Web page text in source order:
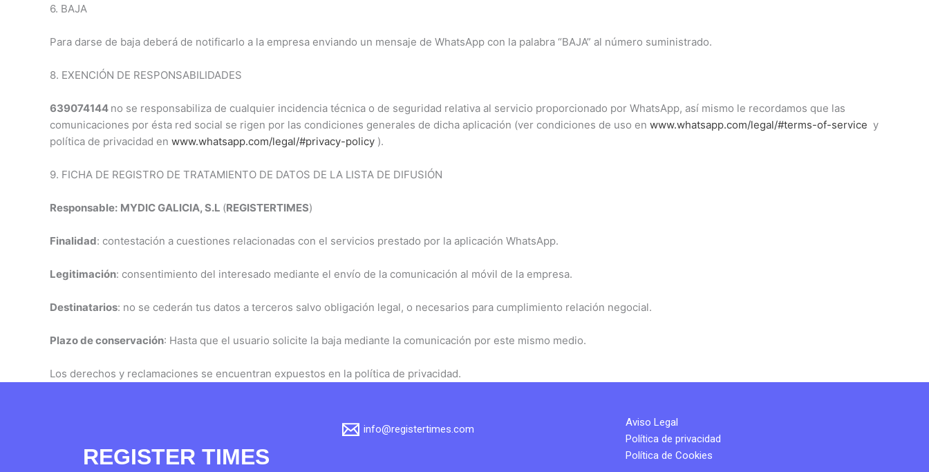
6. BAJA
Para darse de baja deberá de notificarlo a la empresa enviando un mensaje de WhatsApp con la palabra “BAJA” al número suministrado.
8. EXENCIÓN DE RESPONSABILIDADES
639074144 no se responsabiliza de cualquier incidencia técnica o de seguridad relativa al servicio proporcionado por WhatsApp, así mismo le recordamos que las
comunicaciones por ésta red social se rigen por las condiciones generales de dicha aplicación (ver condiciones de uso en www.whatsapp.com/legal/#terms-of-service y
política de privacidad en www.whatsapp.com/legal/#privacy-policy ).
9. FICHA DE REGISTRO DE TRATAMIENTO DE DATOS DE LA LISTA DE DIFUSIÓN
Responsable: MYDIC GALICIA, S.L (REGISTERTIMES)
Finalidad: contestación a cuestiones relacionadas con el servicios prestado por la aplicación WhatsApp.
Legitimación: consentimiento del interesado mediante el envío de la comunicación al móvil de la empresa.
Destinatarios: no se cederán tus datos a terceros salvo obligación legal, o necesarios para cumplimiento relación negocial.
Plazo de conservación: Hasta que el usuario solicite la baja mediante la comunicación por este mismo medio.
Los derechos y reclamaciones se encuentran expuestos en la política de privacidad.
REGISTER TIMES
info@registertimes.com
Aviso Legal
Política de privacidad
Política de Cookies